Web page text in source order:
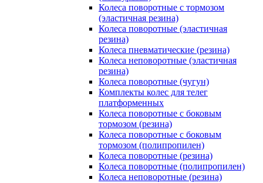
Колеса поворотные c тормозом
(эластичная резина)
Колеса поворотные (эластичная
резина)
Колеса пневматические (резина)
Колеса неповоротные (эластичная
резина)
Колеса поворотные (чугун)
Комплекты колес для телег
платформенных
Колеса поворотные c боковым
тормозом (резина)
Колеса поворотные c боковым
тормозом (полипропилен)
Колеса поворотные (резина)
Колеса поворотные (полипропилен)
Колеса неповоротные (резина)